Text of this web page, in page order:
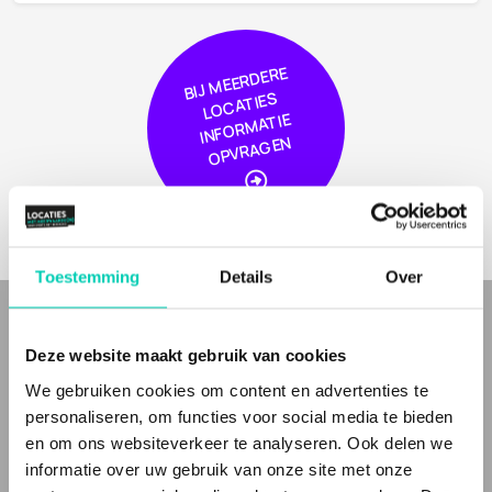
Toestemming Details Over
Deze website maakt gebruik van cookies
We gebruiken cookies om content en advertenties te
personaliseren, om functies voor social media te bieden
en om ons websiteverkeer te analyseren. Ook delen we
informatie over uw gebruik van onze site met onze
BIJ
MEER
DERE
L
O
CA
TIE
S
I
NF
OR
MA
TIE
OPVRA
GE
N
WIE ZIJN WIJ
Bij Locaties met Meerwaarde(n) vind je
eventlocatiesenbijzondereeninspirerende vergaderlocatiesvoor
zakelijke bijeenkomsten, met meer waarden voor cultuur, natuur
of mens. Inspirerende en unieke plekken.